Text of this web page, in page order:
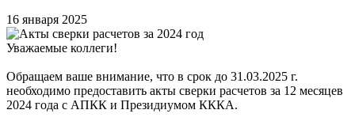
16 января 2025
Уважаемые коллеги!
Обращаем ваше внимание, что в срок до 31.03.2025 г.
необходимо предоставить акты сверки расчетов за 12 месяцев
2024 года с АПКК и Президиумом КККА.